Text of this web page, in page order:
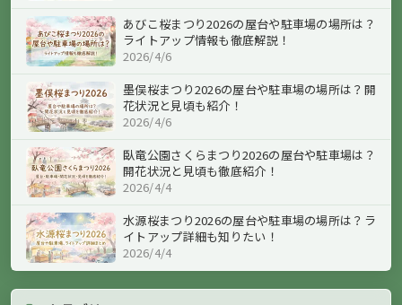
あびこ桜まつり2026の屋台や駐車場の場所は？
ライトアップ情報も徹底解説！
2026/4/6
墨俣桜まつり2026の屋台や駐車場の場所は？開
花状況と見頃も紹介！
2026/4/6
臥竜公園さくらまつり2026の屋台や駐車場は？
開花状況と見頃も徹底紹介！
2026/4/4
水源桜まつり2026の屋台や駐車場の場所は？ラ
イトアップ詳細も知りたい！
2026/4/4